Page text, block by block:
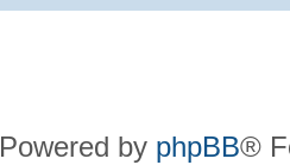
Powered by phpBB®